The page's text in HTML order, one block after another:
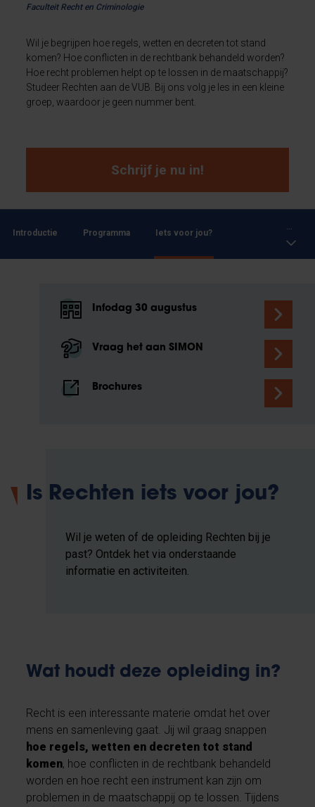
Faculteit Recht en Criminologie
Wil je begrijpen hoe regels, wetten en decreten tot stand
komen? Hoe conflicten in de rechtbank behandeld worden?
Hoe recht problemen helpt op te lossen in de maatschappij?
Studeer Rechten aan de VUB. Bij ons volg je les in een kleine
groep, waardoor je geen nummer bent.
Schrijf je nu in!
Introductie Programma Iets voor jou?
Infodag 30 augustus
Vraag het aan SIMON
Brochures
Is Rechten iets voor jou?
Wil je weten of de opleiding Rechten bij je
past? Ontdek het via onderstaande
informatie en activiteiten.
Wat houdt deze opleiding in?
Recht is een interessante materie omdat het over
mens en samenleving gaat. Jij wil graag snappen
hoe regels, wetten en decreten tot stand
komen, hoe conflicten in de rechtbank behandeld
worden en hoe recht een instrument kan zijn om
problemen in de maatschappij op te lossen. Tijdens